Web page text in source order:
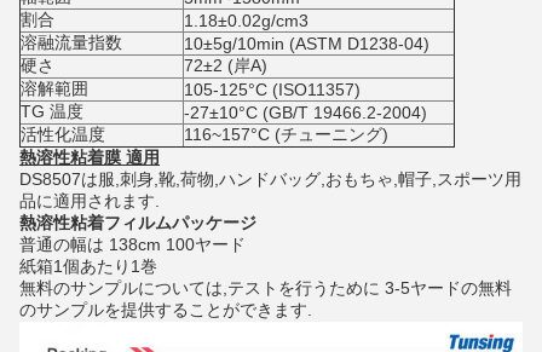
割合
1.18±0.02g/cm3
溶融流量指数
10±5g/10min (ASTM D1238-04)
硬さ
72±2 (岸A)
溶解範囲
105-125°C (ISO11357)
TG 温度
-27±10°C (GB/T 19466.2-2004)
活性化温度
116~157°C (チューニング)
熱溶性粘着膜 適用
DS8507は服,刺身,靴,荷物,ハンドバッグ,おもちゃ,帽子,スポーツ用
品に適用されます.
熱溶性粘着フィルムパッケージ
普通の幅は 138cm 100ヤード
紙箱1個あたり1巻
無料のサンプルについては,テストを行うために 3-5ヤードの無料
のサンプルを提供することができます.